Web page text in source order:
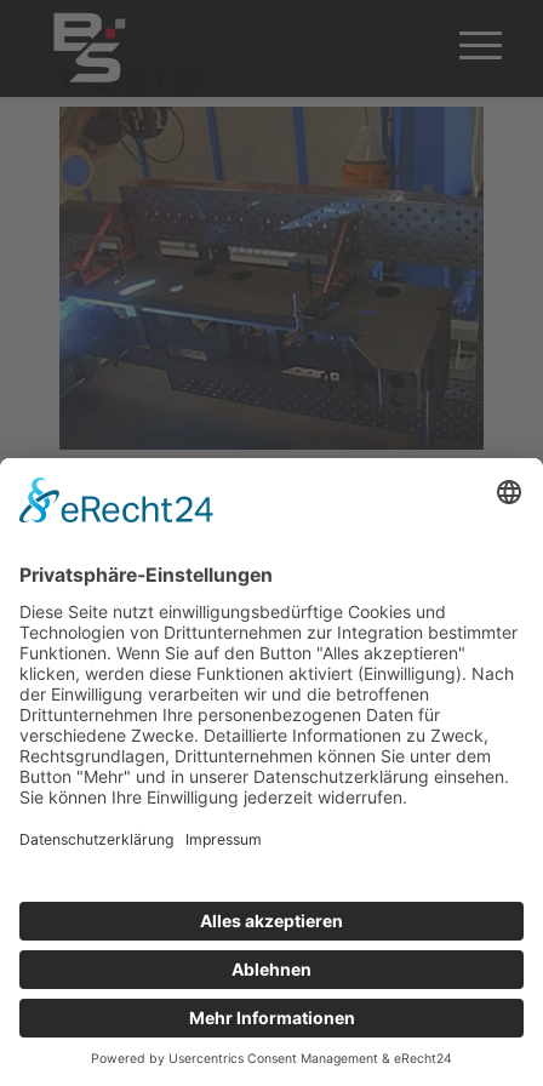
POSTS
Startseite > Beitr�ge mit dem Schlagwort "IGM"
©BISCHOFF+SCHECK GmbH
IMPRESSUM
DATENSCHUTZ
INFORMATIONSPFLICHTEN
AGB